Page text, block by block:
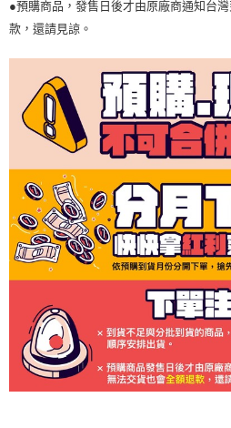
●預購商品，發售日後才由原廠商通知台
款，還請見諒。